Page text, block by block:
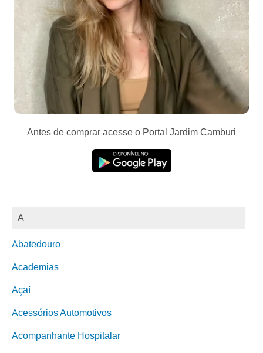
Antes de comprar acesse o Portal Jardim Camburi
A
Abatedouro
Academias
Açaí
Acessórios Automotivos
Acompanhante Hospitalar